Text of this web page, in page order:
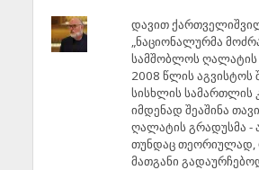
დავით
„ნაციონალურმა
სამშობლოს ღალატის
2008 წლის აგვისტოს
სისხლის სამართლის
იმდენად შეაშინა
ღალატის გრადუსმა -
თუნდაც
მათგანი